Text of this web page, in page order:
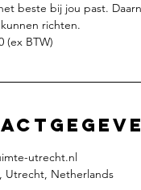
beste bij jou past.
richten.
utrecht.nl
Utrecht, Netherlands